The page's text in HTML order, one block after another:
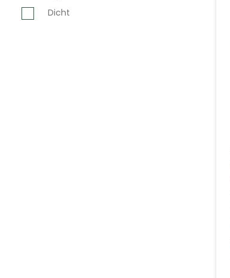
Dicht